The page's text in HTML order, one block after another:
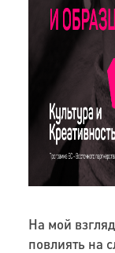
На мой
повлиять на